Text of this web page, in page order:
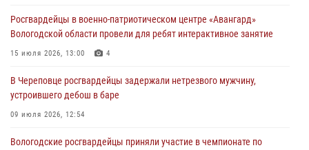
31 июля 2026, 06:43
В Вологде стартовал Чемпионат Северо-Западного округа
29 июля 2026, 13:20
Росгвардейцы в военно-патриотическом центре «Авангард»
Вологодской области провели для ребят интерактивное занятие
15 июля 2026, 13:00 4
В Череповце росгвардейцы задержали нетрезвого мужчину,
устроившего дебош в баре
09 июля 2026, 12:54
Вологодские росгвардейцы приняли участие в чемпионате по